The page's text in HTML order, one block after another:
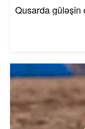
Qusarda güləşin